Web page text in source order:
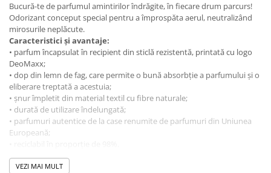
Bucură-te de parfumul amintirilor îndrăgite, în fiecare drum parcurs!
Odorizant conceput special pentru a împrospăta aerul, neutralizând
mirosurile neplăcute.
Caracteristici și avantaje:
• parfum încapsulat în recipient din sticlă rezistentă, printată cu logo
DeoMaxx;
• dop din lemn de fag, care permite o bună absorbție a parfumului și o
eliberare treptată a acestuia;
• șnur împletit din material textil cu fibre naturale;
• durată de utilizare îndelungată;
• parfumuri autentice de la case renumite de parfumuri din Uniunea
Europeană;
Pe lângă atributele descrise, produsul este conceput într-o manieră
sustenabilă și fabricat din materiale reciclabile.
VEZI MAI MULT